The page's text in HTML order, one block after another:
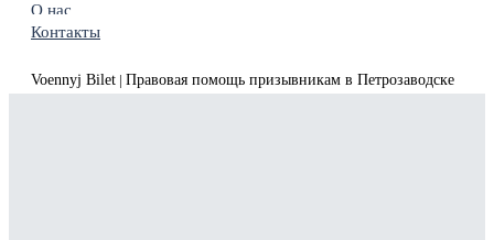
О нас
Контакты
Voennyj Bilet Правовая помощь призывникам в Петрозаводске